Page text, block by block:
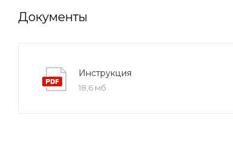
Документы
Инструкция
18,6 мб